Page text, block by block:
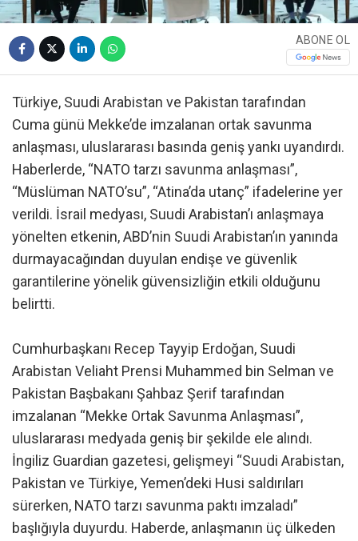
ABONE OL
Türkiye, Suudi Arabistan ve Pakistan tarafından
Cuma günü Mekke’de imzalanan ortak savunma
anlaşması, uluslararası basında geniş yankı uyandırdı.
Haberlerde, “NATO tarzı savunma anlaşması”,
“Müslüman NATO’su”, “Atina’da utanç” ifadelerine yer
verildi. İsrail medyası, Suudi Arabistan’ı anlaşmaya
yönelten etkenin, ABD’nin Suudi Arabistan’ın yanında
durmayacağından duyulan endişe ve güvenlik
garantilerine yönelik güvensizliğin etkili olduğunu
belirtti.
Cumhurbaşkanı Recep Tayyip Erdoğan, Suudi
Arabistan Veliaht Prensi Muhammed bin Selman ve
Pakistan Başbakanı Şahbaz Şerif tarafından
imzalanan “Mekke Ortak Savunma Anlaşması”,
uluslararası medyada geniş bir şekilde ele alındı.
İngiliz Guardian gazetesi, gelişmeyi “Suudi Arabistan,
Pakistan ve Türkiye, Yemen’deki Husi saldırıları
sürerken, NATO tarzı savunma paktı imzaladı”
başlığıyla duyurdu. Haberde, anlaşmanın üç ülkeden